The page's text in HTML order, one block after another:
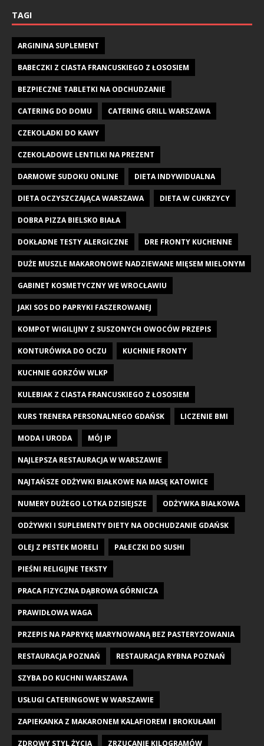
TAGI
ARGININA SUPLEMENT
BABECZKI Z CIASTA FRANCUSKIEGO Z ŁOSOSIEM
BEZPIECZNE TABLETKI NA ODCHUDZANIE
CATERING DO DOMU CATERING GRILL WARSZAWA
CZEKOLADKI DO KAWY
CZEKOLADOWE LENTILKI NA PREZENT
DARMOWE SUDOKU ONLINE DIETA INDYWIDUALNA
DIETA OCZYSZCZAJĄCA WARSZAWA DIETA W CUKRZYCY
DOBRA PIZZA BIELSKO BIAŁA
DOKŁADNE TESTY ALERGICZNE DRE FRONTY KUCHENNE
DUŻE MUSZLE MAKARONOWE NADZIEWANE MIĘSEM MIELONYM
GABINET KOSMETYCZNY WE WROCŁAWIU
JAKI SOS DO PAPRYKI FASZEROWANEJ
KOMPOT WIGILIJNY Z SUSZONYCH OWOCÓW PRZEPIS
KONTURÓWKA DO OCZU KUCHNIE FRONTY
KUCHNIE GORZÓW WLKP
KULEBIAK Z CIASTA FRANCUSKIEGO Z ŁOSOSIEM
KURS TRENERA PERSONALNEGO GDAŃSK LICZENIE BMI
MODA I URODA MÓJ IP
NAJLEPSZA RESTAURACJA W WARSZAWIE
NAJTAŃSZE ODŻYWKI BIAŁKOWE NA MASĘ KATOWICE
NUMERY DUŻEGO LOTKA DZISIEJSZE ODŻYWKA BIAŁKOWA
ODŻYWKI I SUPLEMENTY DIETY NA ODCHUDZANIE GDAŃSK
OLEJ Z PESTEK MORELI PAŁECZKI DO SUSHI
PIEŚNI RELIGIJNE TEKSTY
PRACA FIZYCZNA DĄBROWA GÓRNICZA
PRAWIDŁOWA WAGA
PRZEPIS NA PAPRYKĘ MARYNOWANĄ BEZ PASTERYZOWANIA
RESTAURACJA POZNAŃ RESTAURACJA RYBNA POZNAŃ
SZYBA DO KUCHNI WARSZAWA
USŁUGI CATERINGOWE W WARSZAWIE
ZAPIEKANKA Z MAKARONEM KALAFIOREM I BROKUŁAMI
ZDROWY STYL ŻYCIA ZRZUCANIE KILOGRAMÓW